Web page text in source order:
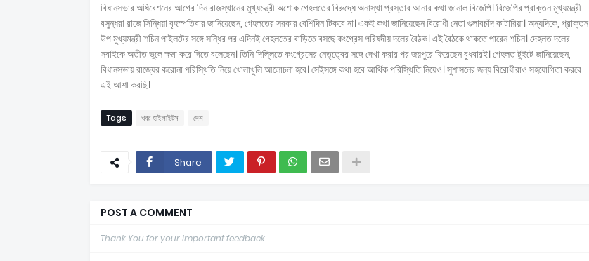
বিধানসভার অধিবেশনের আগের দিন রাজস্থানের মুখ্যমন্ত্রী অশোক গেহলতের বিরুদ্ধে অনাস্থা প্রস্তাব আনার কথা জানাল বিজেপি। বিজেপির প্রাক্তন মুখ্যমন্ত্রী
বসুন্ধরা রাজে সিন্ধিয়া বৃহস্পতিবার জানিয়েছেন, গেহলতের সরকার বেশিদিন টিকবে না। একই কথা জানিয়েছেন বিরোধী নেতা গুলাবচাঁদ কাটারিয়া। অন্যদিকে, প্রাক্তন
উপ মুখ্যমন্ত্রী শচিন পাইলটের সঙ্গে সন্ধির পর এদিনই গেহলতের বাড়িতে বসছে কংগ্রেস পরিষদীয় দলের বৈঠক। এই বৈঠকে থাকতে পারেন শচিন। দেহলত দলের
সবাইকে অতীত ভুলে ক্ষমা করে দিতে বলেছেন। তিনি দিল্লিতে কংগ্রেসের নেতৃত্বের সঙ্গে দেখা করার পর জয়পুরে ফিরেছেন বুধবারই। গেহলত টুইটে জানিয়েছেন,
বিধানসভায় রাজ্যের করোনা পরিস্থিতি নিয়ে খোলাখুলি আলোচনা হবে। সেইসঙ্গে কথা হবে আর্থিক পরিস্থিতি নিয়েও। সুশাসনের জন্য বিরোধীরাও সহযোগিতা করবে
এই আশা করছি।
Tags খবর হাইলাইটস দেশ
Share
POST A COMMENT
Thank You for your important feedback